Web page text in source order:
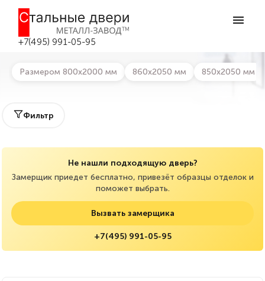
+7(495) 991-05-95
Металлические дизайнерские двери в
Серпухове
Размером 800х2000 мм 860х2050 мм 850х2050 мм
Фильтр
Не нашли подходящую дверь?
Замерщик приедет бесплатно, привезёт образцы отделок и
поможет выбрать.
Вызвать замерщика
+7(495) 991-05-95